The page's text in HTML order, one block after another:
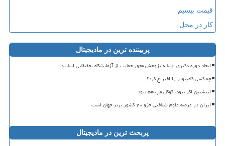
قیمت بیسیم
کار در محل
پربیننده ترین در مادیجیتال
ایجاد دوره دکتری ۲ساله پژوهش محور حمایت از آزمایشگاه تحقیقاتی اساتید
چه کسی کامپیوتر را اختراع کرد؟
اینشتین اگر نبود، گوگل مپ هم نبود
ایران در عرصه علوم شناختی جزو ۲۰ کشور برتر جهان است
پربحث ترین در مادیجیتال